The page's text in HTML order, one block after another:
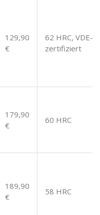
129,90
€
62 HRC, VDE-
zertifiziert
179,90
€
60 HRC
189,90
€
58 HRC